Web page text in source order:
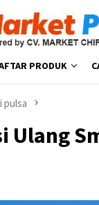
PRODUK
pulsa
Ulang